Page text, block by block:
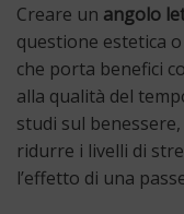
Creare un angolo
questione estetica
che porta benefici
alla qualità del
studi sul
ridurre i livelli di
l’effetto di una